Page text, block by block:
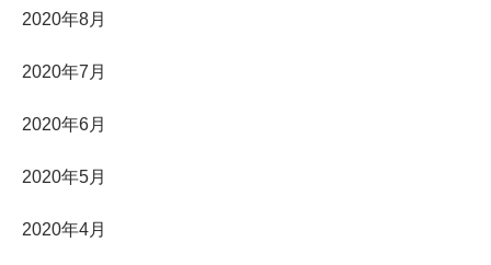
2020年8月
2020年7月
2020年6月
2020年5月
2020年4月